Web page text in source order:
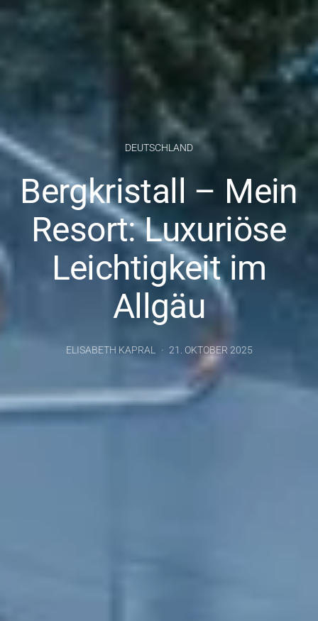
DEUTSCHLAND
Bergkristall – Mein
Resort: Luxuriöse
Leichtigkeit im
Allgäu
ELISABETH KAPRAL 21. OKTOBER 2025